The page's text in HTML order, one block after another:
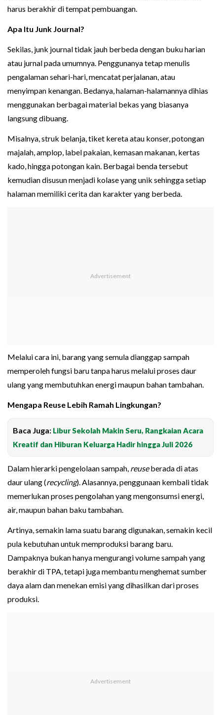
harus berakhir di tempat pembuangan.
Apa Itu Junk Journal?
Sekilas, junk journal tidak jauh berbeda dengan buku harian
atau jurnal pada umumnya. Penggunanya tetap menulis
pengalaman sehari-hari, mencatat perjalanan, atau
menyimpan kenangan. Bedanya, halaman-halamannya dihias
menggunakan berbagai material bekas yang biasanya
langsung dibuang.
Misalnya, struk belanja, tiket kereta atau konser, potongan
majalah, amplop, label pakaian, kemasan makanan, kertas
kado, hingga potongan kain. Berbagai benda tersebut
kemudian disusun menjadi kolase yang unik sehingga setiap
halaman memiliki cerita dan karakter yang berbeda.
Melalui cara ini, barang yang semula dianggap sampah
memperoleh fungsi baru tanpa harus melalui proses daur
ulang yang membutuhkan energi maupun bahan tambahan.
Mengapa Reuse Lebih Ramah Lingkungan?
Baca Juga: Libur Sekolah Makin Seru, Rangkaian Acara
Kreatif dan Hiburan Keluarga Hadir hingga Juli 2026
Dalam hierarki pengelolaan sampah, reuseberada di atas
daur ulang (recycling). Alasannya, penggunaan kembali tidak
memerlukan proses pengolahan yang mengonsumsi energi,
air, maupun bahan baku tambahan.
Artinya, semakin lama suatu barang digunakan, semakin kecil
pula kebutuhan untuk memproduksi barang baru.
Dampaknya bukan hanya mengurangi volume sampah yang
berakhir di TPA, tetapi juga membantu menghemat sumber
daya alam dan menekan emisi yang dihasilkan dari proses
produksi.